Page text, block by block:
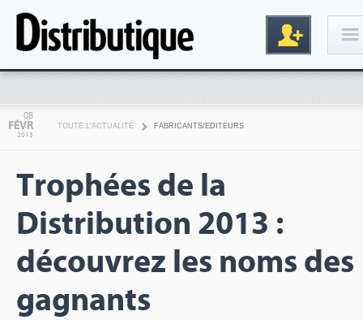
Inscription
08
FÉVR
2013
TOUTE L'ACTUALITÉ FABRICANTS/EDITEURS
Trophées de la
Distribution 2013 :
découvrez les noms des
gagnants